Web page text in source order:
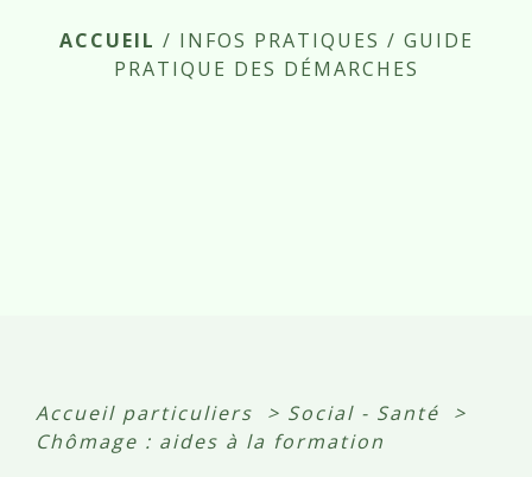
ACCUEIL / INFOS PRATIQUES / GUIDE
PRATIQUE DES DÉMARCHES
Accueil particuliers > Social - Santé
>
Chômage : aides à la formation